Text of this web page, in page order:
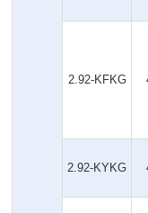
2.92-KFKG
2.92-KYKG